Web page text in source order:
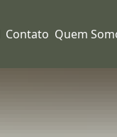
Contato Quem